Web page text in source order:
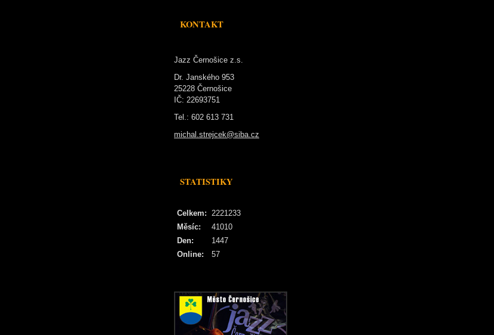
KONTAKT
Jazz Černošice z.s.
Dr. Janského 953
25228 Černošice
IČ: 22693751
Tel.: 602 613 731
michal.strejcek@siba.cz
STATISTIKY
Online: 57
Celkem: 2221233
Měsíc:
41010
Den:
1447